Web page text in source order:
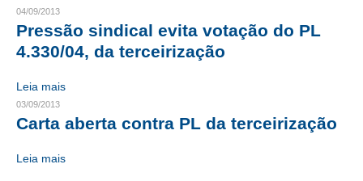
CRESCE BRASIL
CONSELHO TECNOLÓGICO
HISTÓRICO E ATUAÇÃO
COMPOSIÇÃO
CONSELHOS ASSESSORES
04/09/2013
Pressão sindical evita votação do PL
4.330/04, da terceirização
Leia mais
03/09/2013
Carta aberta contra PL da terceirização
Leia mais